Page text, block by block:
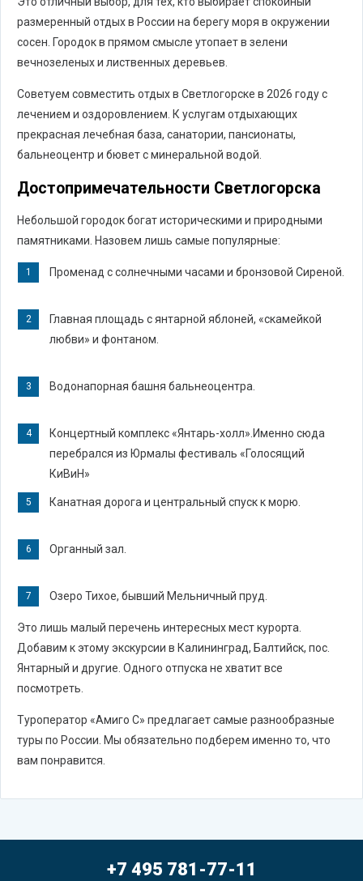
размеренный отдых в России на берегу моря в окружении
сосен. Городок в прямом смысле утопает в зелени
вечнозеленых и лиственных деревьев.
Советуем совместить отдых в Светлогорске в 2026 году с
лечением и оздоровлением. К услугам отдыхающих
прекрасная лечебная база, санатории, пансионаты,
бальнеоцентр и бювет с минеральной водой.
Достопримечательности Светлогорска
Небольшой городок богат историческими и природными
памятниками. Назовем лишь самые популярные:
Променад с солнечными часами и бронзовой Сиреной.
Главная площадь с янтарной яблоней, «скамейкой
любви» и фонтаном.
Водонапорная башня бальнеоцентра.
Концертный комплекс «Янтарь-холл».Именно сюда
перебрался из Юрмалы фестиваль «Голосящий
КиВиН»
Канатная дорога и центральный спуск к морю.
Органный зал.
Озеро Тихое, бывший Мельничный пруд.
Это лишь малый перечень интересных мест курорта.
Добавим к этому экскурсии в Калининград, Балтийск, пос.
Янтарный и другие. Одного отпуска не хватит все
посмотреть.
Туроператор «Амиго С» предлагает самые разнообразные
туры по России. Мы обязательно подберем именно то, что
вам понравится.
+7 495 781-77-11